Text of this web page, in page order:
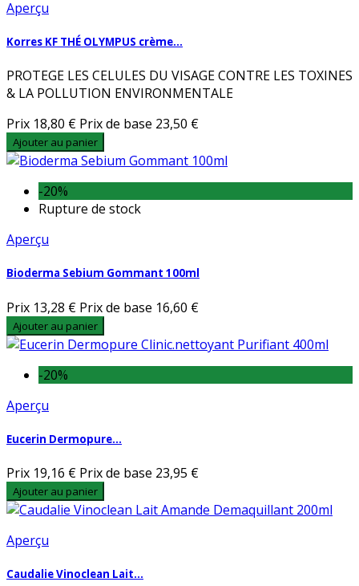
Aperçu
Korres KF THÉ OLYMPUS crème...
PROTEGE LES CELULES DU VISAGE CONTRE LES TOXINES
& LA POLLUTION ENVIRONMENTALE
Prix 18,80 € Prix de base 23,50 €
Ajouter au panier
-20%
Rupture de stock
Aperçu
Bioderma Sebium Gommant 100ml
Prix 13,28 € Prix de base 16,60 €
Ajouter au panier
-20%
Aperçu
Eucerin Dermopure...
Prix 19,16 € Prix de base 23,95 €
Ajouter au panier
Aperçu
Caudalie Vinoclean Lait...